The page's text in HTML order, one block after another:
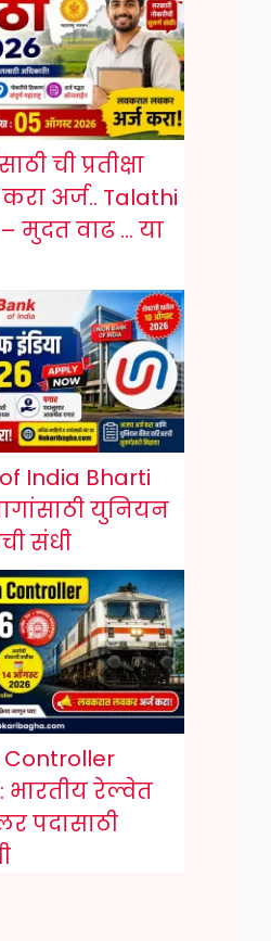
ची प्रतीक्षा
अर्ज.. Talathi
मुदत वाढ … या
India Bharti
युनियन
संधी
Controller
भारतीय रेल्वेत
पदासाठी